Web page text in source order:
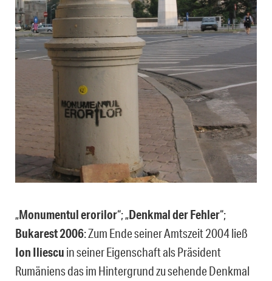
„Monumentul erorilor“; „Denkmal der Fehler“;
Bukarest 2006: Zum Ende seiner Amtszeit 2004 ließ
Ion Iliescu in seiner Eigenschaft als Präsident
Rumäniens das im Hintergrund zu sehende Denkmal